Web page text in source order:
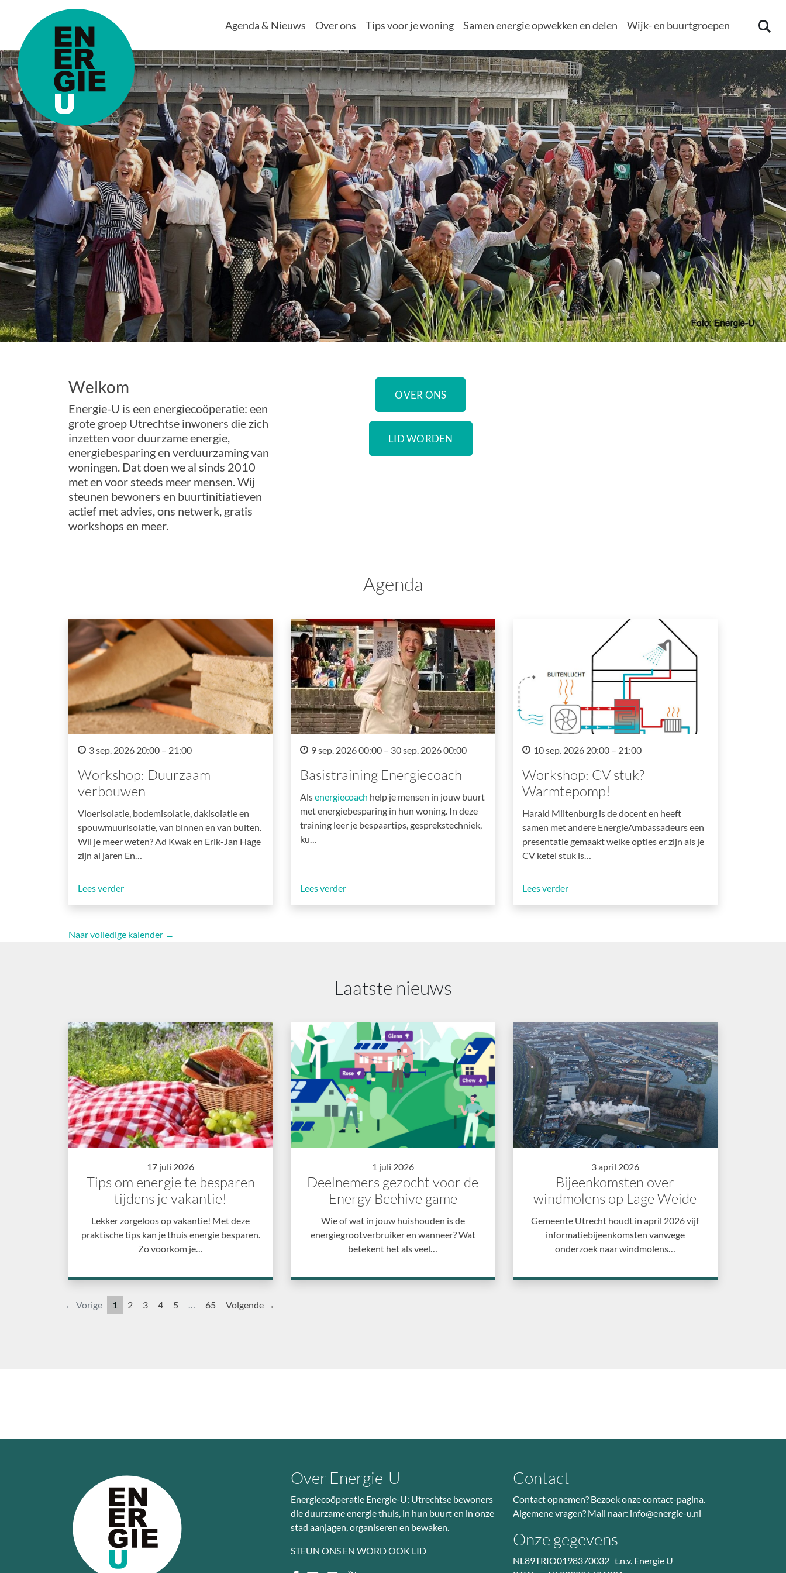
Agenda & Nieuws Over ons Tips voor je woning Samen energie opwekken en delen Wijk- en buurtgroepen
Welkom
Energie-U is een energiecoöperatie: een
grote groep Utrechtse inwoners die zich
inzetten voor duurzame energie,
energiebesparing en verduurzaming van
woningen. Dat doen we al sinds 2010
met en voor steeds meer mensen. Wij
steunen bewoners en buurtinitiatieven
actief met advies, ons netwerk, gratis
workshops en meer.
OVER ONS
LID WORDEN
Agenda
3 sep. 2026 20:00 – 21:00
Workshop: Duurzaam
verbouwen
Vloerisolatie, bodemisolatie, dakisolatie en
spouwmuurisolatie, van binnen en van buiten.
Wil je meer weten? Ad Kwak en Erik-Jan Hage
zijn al jaren En…
Lees verder
9 sep. 2026 00:00 – 30 sep. 2026 00:00
Basistraining Energiecoach
Alsenergiecoach help je mensen in jouw buurt
met energiebesparing in hun woning. In deze
training leer je bespaartips, gesprekstechniek,
ku…
Lees verder
10 sep. 2026 20:00 – 21:00
Workshop: CV stuk?
Warmtepomp!
Harald Miltenburg is de docent en heeft
samen met andere EnergieAmbassadeurs een
presentatie gemaakt welke opties er zijn als je
CV ketel stuk is…
Lees verder
Naar volledige kalender →
Laatste nieuws
17 juli 2026
Tips om energie te besparen
tijdens je vakantie!
Lekker zorgeloos op vakantie! Met deze
praktische tips kan je thuis energie besparen.
Zo voorkom je…
1 juli 2026
Deelnemers gezocht voor de
Energy Beehive game
Wie of wat in jouw huishouden is de
energiegrootverbruiker en wanneer? Wat
betekent het als veel…
3 april 2026
Bijeenkomsten over
windmolens op Lage Weide
Gemeente Utrecht houdt in april 2026 vijf
informatiebijeenkomsten vanwege
onderzoek naar windmolens…
← Vorige 1 2 3 4 5 … 65 Volgende →
Over Energie-U
Energiecoöperatie Energie-U: Utrechtse bewoners
die duurzame energie thuis, in hun buurt en in onze
stad aanjagen, organiseren en bewaken.
STEUN ONS EN WORD OOK LID
Contact
Contact opnemen? Bezoekonze contact-pagina.
Algemene vragen? Mail naar: info@energie-u.nl
Onze gegevens
NL89TRIO0198370032 t.n.v. Energie U